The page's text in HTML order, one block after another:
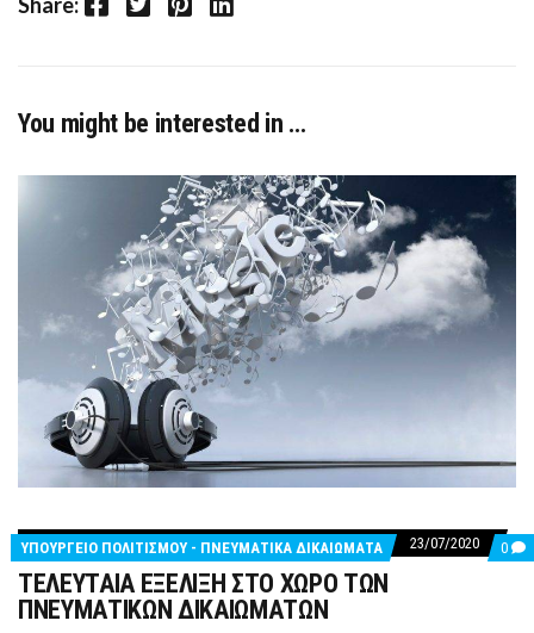
Share:
You might be interested in …
ΥΠΟΥΡΓΕΙΟ ΠΟΛΙΤΙΣΜΟΥ - ΠΝΕΥΜΑΤΙΚΑ ΔΙΚΑΙΩΜΑΤΑ 23/07/2020 0
ON
ΤΕΛΕΥΤΑΙΑ ΕΞΕΛΙΞΗ ΣΤΟ ΧΩΡΟ ΤΩΝ
ΠΝΕΥΜΑΤΙΚΩΝ ΔΙΚΑΙΩΜΑΤΩΝ